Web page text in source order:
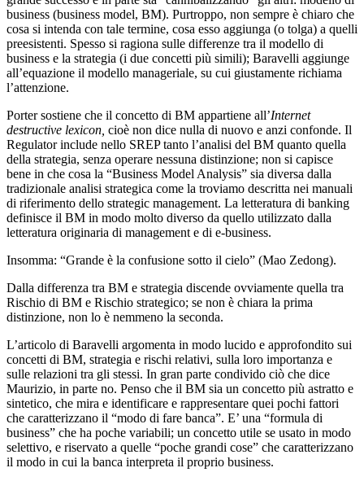
business (business model, BM). Purtroppo, non sempre è chiaro che
cosa si intenda con tale termine, cosa esso aggiunga (o tolga) a quelli
preesistenti. Spesso si ragiona sulle differenze tra il modello di
business e la strategia (i due concetti più simili); Baravelli aggiunge
all’equazione il modello manageriale, su cui giustamente richiama
l’attenzione.
Porter sostiene che il concetto di BM appartiene all’Internet
destructive lexicon, cioè non dice nulla di nuovo e anzi confonde. Il
Regulator include nello SREP tanto l’analisi del BM quanto quella
della strategia, senza operare nessuna distinzione; non si capisce
bene in che cosa la “Business Model Analysis” sia diversa dalla
tradizionale analisi strategica come la troviamo descritta nei manuali
di riferimento dello strategic management. La letteratura di banking
definisce il BM in modo molto diverso da quello utilizzato dalla
letteratura originaria di management e di e-business.
Insomma: “Grande è la confusione sotto il cielo” (Mao Zedong).
Dalla differenza tra BM e strategia discende ovviamente quella tra
Rischio di BM e Rischio strategico; se non è chiara la prima
distinzione, non lo è nemmeno la seconda.
L’articolo di Baravelli argomenta in modo lucido e approfondito sui
concetti di BM, strategia e rischi relativi, sulla loro importanza e
sulle relazioni tra gli stessi. In gran parte condivido ciò che dice
Maurizio, in parte no. Penso che il BM sia un concetto più astratto e
sintetico, che mira e identificare e rappresentare quei pochi fattori
che caratterizzano il “modo di fare banca”. E’ una “formula di
business” che ha poche variabili; un concetto utile se usato in modo
selettivo, e riservato a quelle “poche grandi cose” che caratterizzano
il modo in cui la banca interpreta il proprio business.